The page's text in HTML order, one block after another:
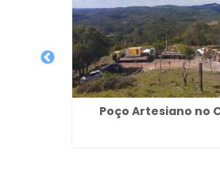
Poço Artesiano no